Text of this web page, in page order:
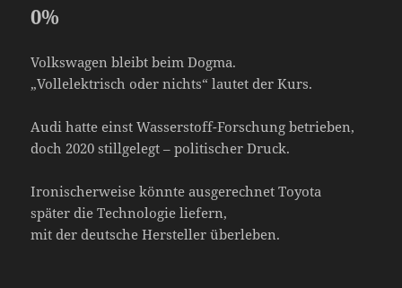
0%
Volkswagen bleibt beim Dogma.
„Vollelektrisch oder nichts“ lautet der Kurs.
Audi hatte einst Wasserstoff-Forschung betrieben,
doch 2020 stillgelegt – politischer Druck.
Ironischerweise könnte ausgerechnet Toyota
später die Technologie liefern,
mit der deutsche Hersteller überleben.